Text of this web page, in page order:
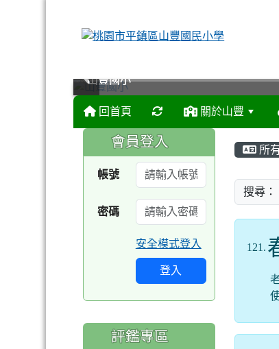
山豐國小
山豐國小
山豐國小
山豐國小
回首頁 關於山豐
所
搜尋：
121.
:::
會員登入
帳號
密碼
安全模式登入
登入
評鑑專區